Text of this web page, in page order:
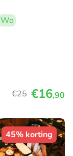
Wo
€25 €16,90
45% korting